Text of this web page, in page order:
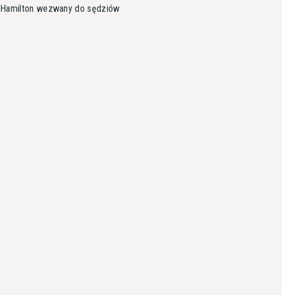
Hamilton wezwany do sędziów